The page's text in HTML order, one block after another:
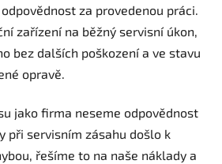
za provedenou práci.
zařízení na běžný servisní úkon,
bez dalších poškození a ve stavu
opravě.
jako firma neseme odpovědnost
při servisním zásahu došlo k
řešíme to na naše náklady a